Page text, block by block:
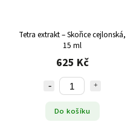
Tetra extrakt – Skořice cejlonská,
15 ml
625 Kč
Do košíku